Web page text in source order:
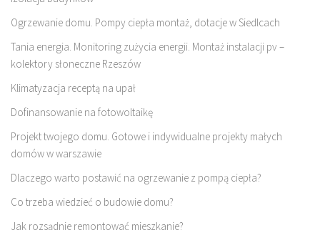
Ogrzewanie domu. Pompy ciepła montaż, dotacje w Siedlcach
Tania energia. Monitoring zużycia energii. Montaż instalacji pv –
kolektory słoneczne Rzeszów
Klimatyzacja receptą na upał
Dofinansowanie na fotowoltaikę
Projekt twojego domu. Gotowe i indywidualne projekty małych
domów w warszawie
Dlaczego warto postawić na ogrzewanie z pompą ciepła?
Co trzeba wiedzieć o budowie domu?
Jak rozsądnie remontować mieszkanie?